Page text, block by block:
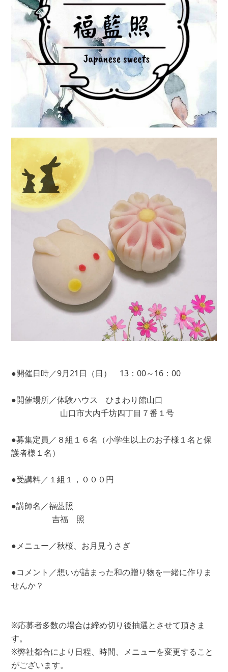
●開催日時／9月21日（日） 13：00～16：00
●開催場所／体験ハウス ひまわり館山口
山口市大内千坊四丁目７番１号
●募集定員／８組１６名（小学生以上のお子様１名と保
護者様１名）
●受講料／１組１，０００円
●講師名／福藍照
吉福 照
●メニュー／秋桜、お月見うさぎ
●コメント／想いが詰まった和の贈り物を一緒に作りま
せんか？
※応募者多数の場合は締め切り後抽選とさせて頂きま
す。
※弊社都合により日程、時間、メニューを変更すること
がございます。